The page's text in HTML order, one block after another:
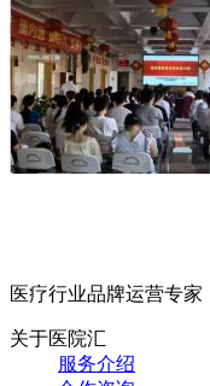
医疗行业品牌运营专家
关于医院汇
服务介绍